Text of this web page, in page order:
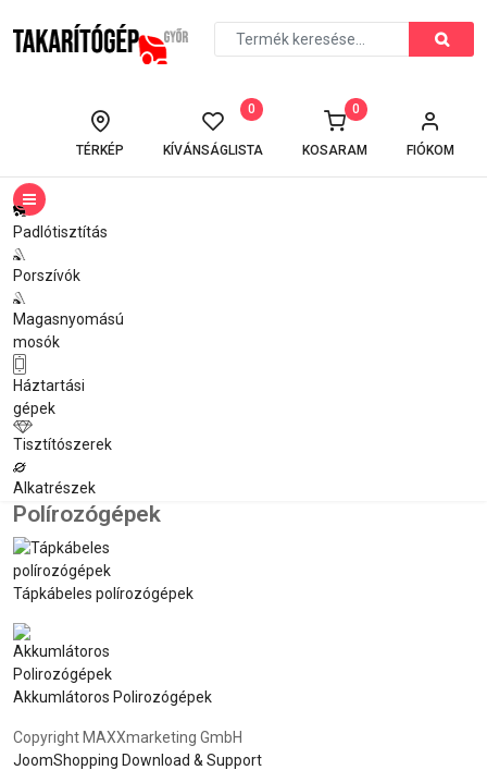
FIÓKOM
KOSARAM
0
KÍVÁNSÁGLISTA
0
TÉRKÉP
Padlótisztítás
Porszívók
Magasnyomású
mosók
Háztartási
gépek
Tisztítószerek
Alkatrészek
Polírozógépek
Tápkábeles polírozógépek
Akkumlátoros Polirozógépek
Copyright MAXXmarketing GmbH
JoomShopping Download & Support